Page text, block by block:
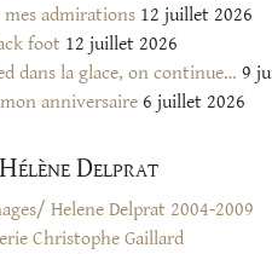
mes admirations 12 juillet 2026
foot 12 juillet 2026
dans la glace, on continue… 9
anniversaire 6 juillet 2026
Hélène Delprat
Helene Delprat 2004-2009
Christophe Gaillard